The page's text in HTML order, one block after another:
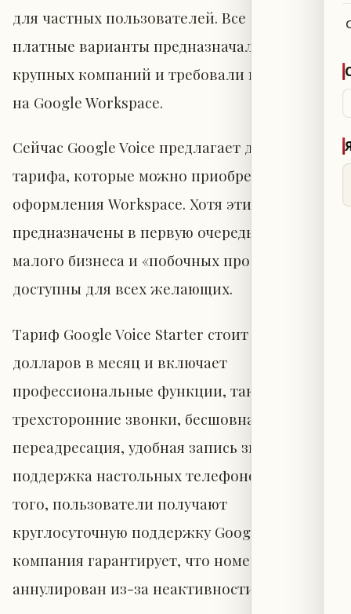
для частных пользователей. Все остальные
платные варианты предназначались для
крупных компаний и требовали подписки
на Google Workspace.
Сейчас Google Voice предлагает два новых
тарифа, которые можно приобрести без
оформления Workspace. Хотя эти планы
предназначены в первую очередь для
малого бизнеса и «побочных проектов», они
доступны для всех желающих.
Тариф Google Voice Starter стоит 10
долларов в месяц и включает
профессиональные функции, такие как
трехсторонние звонки, бесшовная
переадресация, удобная запись звонков и
поддержка настольных телефонов. Кроме
того, пользователи получают
круглосуточную поддержку Google Voice, а
компания гарантирует, что номер не будет
аннулирован из-за неактивности.